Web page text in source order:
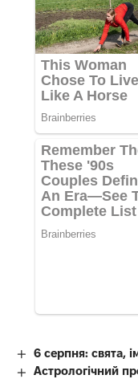
6 серпня: свята,
Астрологічний